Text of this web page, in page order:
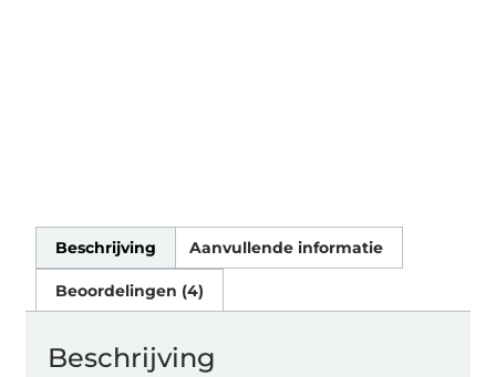
Beschrijving Aanvullende informatie
Beoordelingen (4)
Beschrijving